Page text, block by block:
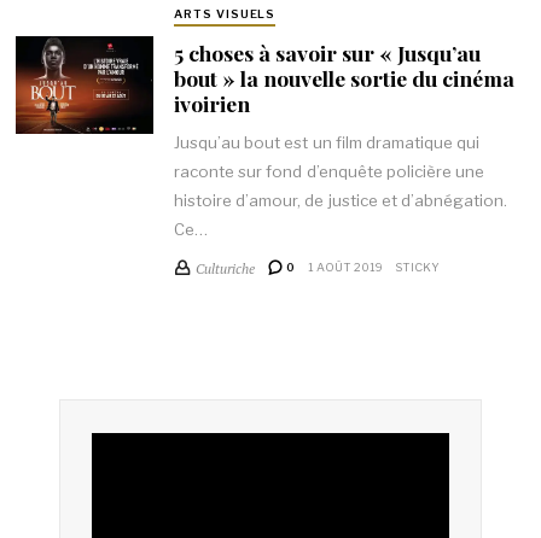
ARTS VISUELS
5 choses à savoir sur « Jusqu’au
bout » la nouvelle sortie du cinéma
ivoirien
Jusqu’au bout est un film dramatique qui
raconte sur fond d’enquête policière une
histoire d’amour, de justice et d’abnégation.
Ce…
Culturiche 0 1 AOÛT 2019 STICKY